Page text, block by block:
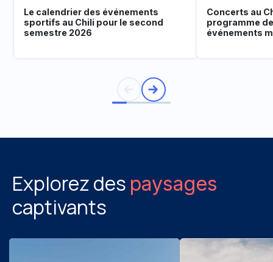
Le calendrier des événements
sportifs au Chili pour le second
semestre 2026
Concerts au
programme
événements
Explorez des paysages
captivants